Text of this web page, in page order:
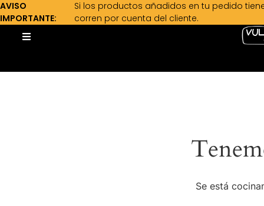
AVISO
IMPORTANTE:
Si los productos añadidos en tu pedido
corren por cuenta del cliente.
Se está